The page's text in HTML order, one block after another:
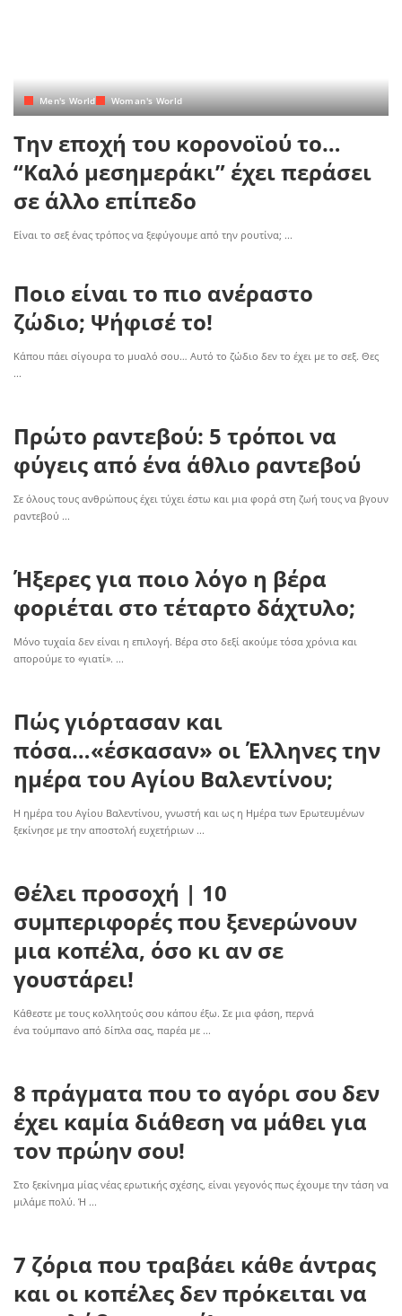
Men's World Woman's World
Την εποχή του κορονοϊού το…
“Καλό μεσημεράκι” έχει περάσει
σε άλλο επίπεδο
Είναι το σεξ ένας τρόπος να ξεφύγουμε από την ρουτίνα; ...
Ποιο είναι το πιο ανέραστο
ζώδιο; Ψήφισέ το!
Κάπου πάει σίγουρα το μυαλό σου… Αυτό το ζώδιο δεν το έχει με το σεξ. Θες
...
Πρώτο ραντεβού: 5 τρόποι να
φύγεις από ένα άθλιο ραντεβού
Σε όλους τους ανθρώπους έχει τύχει έστω και μια φορά στη ζωή τους να βγουν
ραντεβού ...
Ήξερες για ποιο λόγο η βέρα
φοριέται στο τέταρτο δάχτυλο;
Μόνο τυχαία δεν είναι η επιλογή. Βέρα στο δεξί ακούμε τόσα χρόνια και
απορούμε το «γιατί». ...
Πώς γιόρτασαν και
πόσα…«έσκασαν» οι Έλληνες την
ημέρα του Αγίου Βαλεντίνου;
Η ημέρα του Αγίου Βαλεντίνου, γνωστή και ως η Ημέρα των Ερωτευμένων
ξεκίνησε με την αποστολή ευχετήριων ...
Θέλει προσοχή | 10
συμπεριφορές που ξενερώνουν
μια κοπέλα, όσο κι αν σε
γουστάρει!
Κάθεστε με τους κολλητούς σου κάπου έξω. Σε μια φάση, περνά
ένα τούμπανο από δίπλα σας, παρέα με ...
8 πράγματα που το αγόρι σου δεν
έχει καμία διάθεση να μάθει για
τον πρώην σου!
Στο ξεκίνημα μίας νέας ερωτικής σχέσης, είναι γεγονός πως έχουμε την τάση να
μιλάμε πολύ. Ή ...
7 ζόρια που τραβάει κάθε άντρας
και οι κοπέλες δεν πρόκειται να